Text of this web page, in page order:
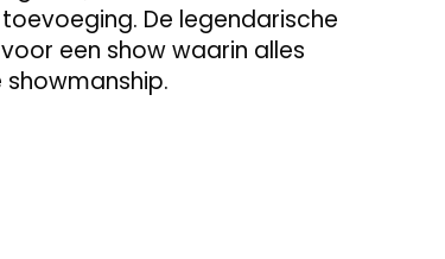
De legendarische
een show waarin alles